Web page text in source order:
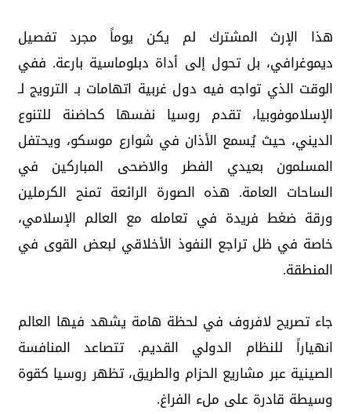
هذا الإرث المشترك لم يكن يوماً مجرد تفصيل
ديموغرافي، بل تحول إلى أداة دبلوماسية بارعة. ففي
الوقت الذي تواجه فيه دول غربية اتهامات بـ الترويج لـ
الإسلاموفوبيا، تقدم روسيا نفسها كحاضنة للتنوع
الديني، حيث يُسمع الأذان في شوارع موسكو، ويحتفل
المسلمون بعيدي الفطر والاضحى المباركين في
الساحات العامة. هذه الصورة الرائعة تمنح الكرملين
ورقة ضغط فريدة في تعامله مع العالم الإسلامي،
خاصة في ظل تراجع النفوذ الأخلاقي لبعض القوى في
المنطقة.
جاء تصريح لافروف في لحظة هامة يشهد فيها العالم
انهياراً للنظام الدولي القديم. تتصاعد المنافسة
الصينية عبر مشاريع الحزام والطريق، تظهر روسيا كقوة
وسيطة قادرة على ملء الفراغ.